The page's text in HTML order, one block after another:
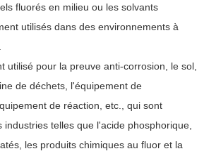
fluorés en milieu ou les solvants
utilisés dans des environnements à
utilisé pour la preuve anti-corrosion, le sol,
de déchets, l'équipement de
de réaction, etc., qui sont
industries telles que l'acide phosphorique,
les produits chimiques au fluor et la